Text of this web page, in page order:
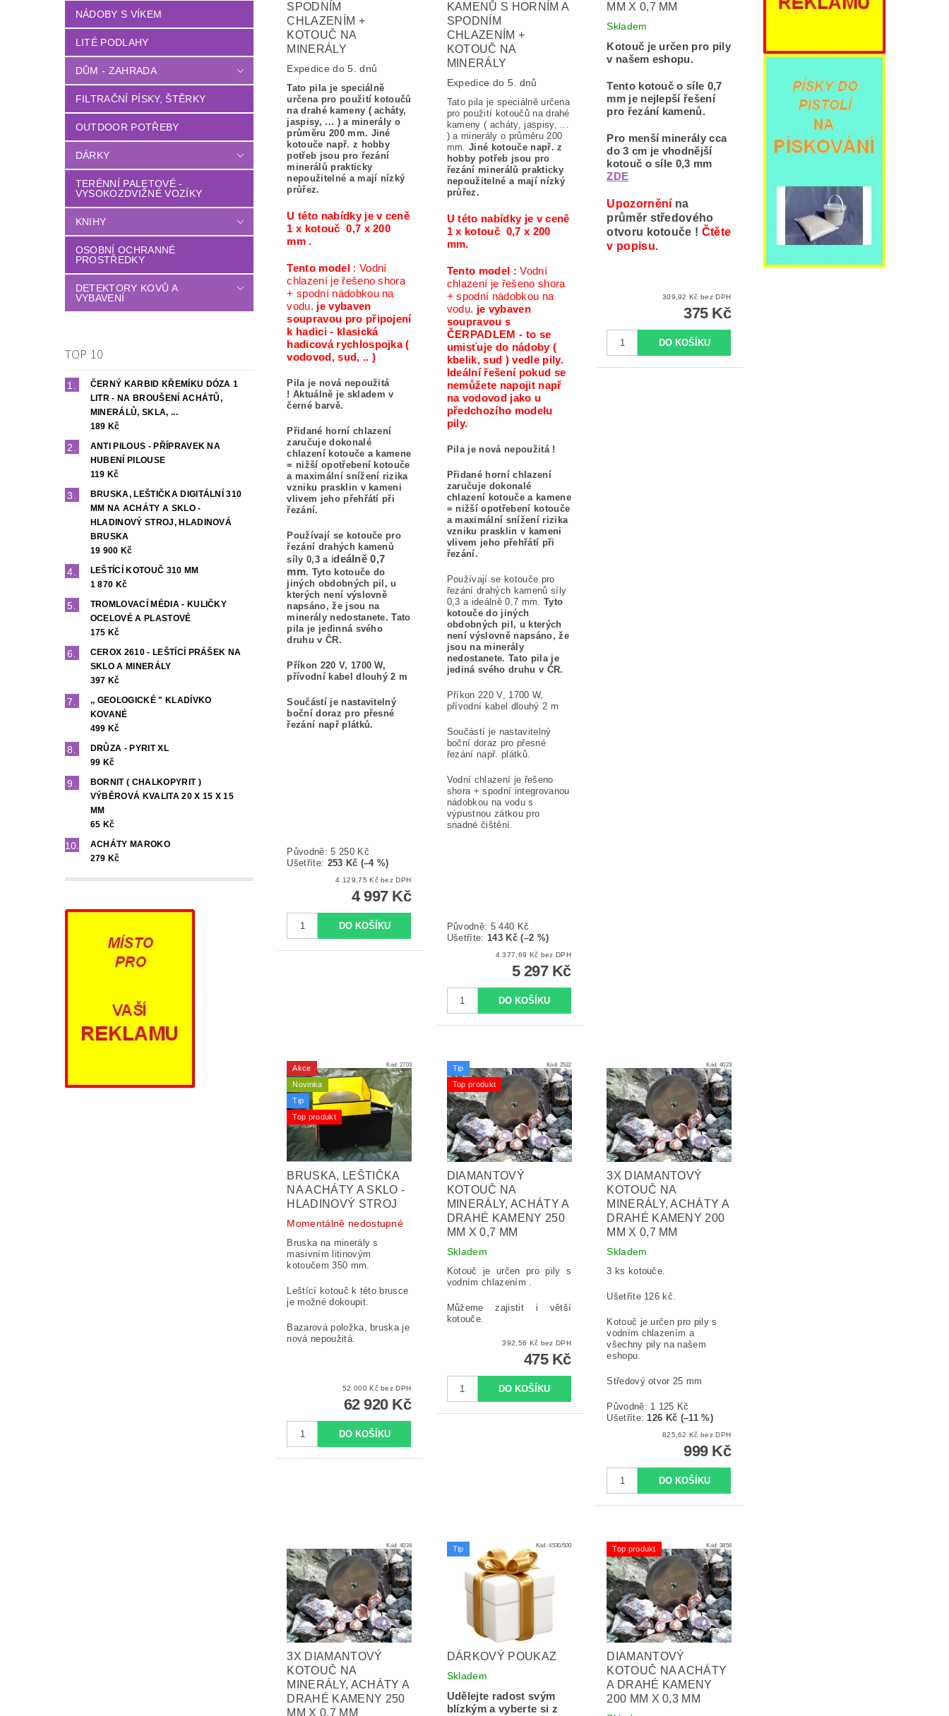
NÁDOBY S VÍKEM
LITÉ PODLAHY
DŮM - ZAHRADA
FILTRAČNÍ PÍSKY, ŠTĚRKY
OUTDOOR POTŘEBY
DÁRKY
TERÉNNÍ PALETOVÉ -
VYSOKOZDVIŽNÉ VOZÍKY
KNIHY
OSOBNÍ OCHRANNÉ
PROSTŘEDKY
DETEKTORY KOVŮ A
VYBAVENÍ
TOP 10
ČERNÝ KARBID KŘEMÍKU DÓZA 1
LITR - NA BROUŠENÍ ACHÁTŮ,
MINERÁLŮ, SKLA, ...
189 Kč
ANTI PILOUS - PŘÍPRAVEK NA
HUBENÍ PILOUSE
119 Kč
BRUSKA, LEŠTIČKA DIGITÁLNÍ 310
MM NA ACHÁTY A SKLO -
HLADINOVÝ STROJ, HLADINOVÁ
BRUSKA
19 900 Kč
LEŠTÍCÍ KOTOUČ 310 MM
1 870 Kč
TROMLOVACÍ MÉDIA - KULIČKY
OCELOVÉ A PLASTOVÉ
175 Kč
CEROX 2610 - LEŠTÍCÍ PRÁŠEK NA
SKLO A MINERÁLY
397 Kč
,, GEOLOGICKÉ " KLADÍVKO
KOVANÉ
499 Kč
DRŮZA - PYRIT XL
99 Kč
BORNIT ( CHALKOPYRIT )
VÝBĚROVÁ KVALITA 20 X 15 X 15
MM
65 Kč
ACHÁTY MAROKO
279 Kč
SPODNÍM
CHLAZENÍM +
KOTOUČ NA
MINERÁLY
Expedice do 5. dnů
Tato pila je speciálně
určena pro použití kotoučů
na drahé kameny ( acháty,
jaspisy, ... ) a minerály o
průměru 200 mm. Jiné
kotouče např. z hobby
potřeb jsou pro řezání
minerálů prakticky
nepoužitelné a mají nízký
průřez.
U této nabídky je v ceně
1 x kotouč 0,7 x 200
mm .
Tento model
: Vodní
chlazení je řešeno shora
+ spodní nádobkou na
vodu. je vybaven
soupravou pro připojení
k hadici - klasická
hadicová rychlospojka (
vodovod, sud, .. )
Pila je nová nepoužitá
!Aktuálně je skladem v
černé barvě.
Přidané horní chlazení
zaručuje dokonalé
chlazení kotouče a kamene
= nižší opotřebení kotouče
a maximální snížení rizika
vzniku prasklin v kameni
vlivem jeho přehřátí při
řezání.
Používají se kotouče pro
řezání drahých kamenů
síly 0,3 a ideálně 0,7
mm. Tyto kotouče do
jiných obdobných pil, u
kterých není výslovně
napsáno, že jsou na
minerály nedostanete. Tato
pila je jedinná svého
druhu v ČR.
Příkon 220 V, 1700 W,
přívodní kabel dlouhý 2 m
Součástí je nastavitelný
boční doraz pro přesné
řezání např plátků.
Původně:5 250 Kč
Ušetříte: 253 Kč (–4 %)
4 129,75 Kč bez DPH
4 997 Kč
KAMENŮ S HORNÍM A
SPODNÍM
CHLAZENÍM +
KOTOUČ NA
MINERÁLY
Expedice do 5. dnů
Tato pila je speciálně určena
pro použití kotoučů na drahé
kameny ( acháty, jaspisy, ...
) a minerály o průměru 200
mm.Jiné kotouče např. z
hobby potřeb jsou pro
řezání minerálů prakticky
nepoužitelné a mají nízký
průřez.
U této nabídky je v ceně
1 x kotouč 0,7 x 200
mm.
Tento model :Vodní
chlazení je řešeno shora
+ spodní nádobkou na
vodu. je vybaven
soupravou s
ČERPADLEM - to se
umisťuje do nádoby (
kbelik, sud ) vedle pily.
Ideální řešení pokud se
nemůžete napojit např
na vodovod jako u
předchozího modelu
pily.
Pila je nová nepoužitá !
Přidané horní chlazení
zaručuje dokonalé
chlazení kotouče a kamene
= nižší opotřebení kotouče
a maximální snížení rizika
vzniku prasklin v kameni
vlivem jeho přehřátí při
řezání.
Používají se kotouče pro
řezání drahých kamenů síly
0,3 a ideálně 0,7 mm. Tyto
kotouče do jiných
obdobných pil, u kterých
není výslovně napsáno, že
jsou na minerály
nedostanete. Tato pila je
jediná svého druhu v ČR.
Příkon 220 V, 1700 W,
přívodní kabel dlouhý 2 m
Součástí je nastavitelný
boční doraz pro přesné
řezání např. plátků.
Vodní chlazení je řešeno
shora + spodní integrovanou
nádobkou na vodu s
výpustnou zátkou pro
snadné čištění.
Původně: 5 440 Kč
Ušetříte:143 Kč (–2 %)
4 377,69 Kč bez DPH
5 297 Kč
MM X 0,7 MM
Skladem
Kotouč je určen pro pily
v našem eshopu.
Tento kotouč o síle 0,7
mm je nejlepší řešení
pro řezání kamenů.
Pro menší minerály cca
do 3 cm je vhodnější
kotouč o síle 0,3 mm
ZDE
Upozornění na
průměr středového
otvoru kotouče ! Čtěte
v popisu.
309,92 Kč bez DPH
375 Kč
Akce
Novinka
Tip
Top produkt
Kód:2703
BRUSKA, LEŠTIČKA
NA ACHÁTY A SKLO -
HLADINOVÝ STROJ
Momentálně nedostupné
Bruska na minerály s
masivním litinovým
kotoučem 350 mm.
Leštící kotouč k této brusce
je možné dokoupit.
Bazarová položka, bruska je
nová nepoužitá.
52 000 Kč bez DPH
62 920 Kč
Tip
Top produkt
Kód: 2532
DIAMANTOVÝ
KOTOUČ NA
MINERÁLY, ACHÁTY A
DRAHÉ KAMENY 250
MM X 0,7 MM
Skladem
Kotouč je určen pro pily s
vodním chlazením .
Můžeme zajistit i větší
kotouče.
392,56 Kč bez DPH
475 Kč
Kód: 4023
3X DIAMANTOVÝ
KOTOUČ NA
MINERÁLY, ACHÁTY A
DRAHÉ KAMENY 200
MM X 0,7 MM
Skladem
3 ks kotouče.
Ušetříte 126 kč.
Kotouč je určen pro pily s
vodním chlazením a
všechny pily na našem
eshopu.
Středový otvor 25 mm
Původně: 1 125 Kč
Ušetříte:126 Kč (–11 %)
825,62 Kč bez DPH
999 Kč
Kód:4024
3X DIAMANTOVÝ
KOTOUČ NA
MINERÁLY, ACHÁTY A
DRAHÉ KAMENY 250
MM X 0,7 MM
Tip Kód:4530/500
DÁRKOVÝ POUKAZ
Skladem
Udělejte radost svým
blízkým a vyberte si z
Top produkt Kód: 3856
DIAMANTOVÝ
KOTOUČ NA ACHÁTY
A DRAHÉ KAMENY
200 MM X 0,3 MM